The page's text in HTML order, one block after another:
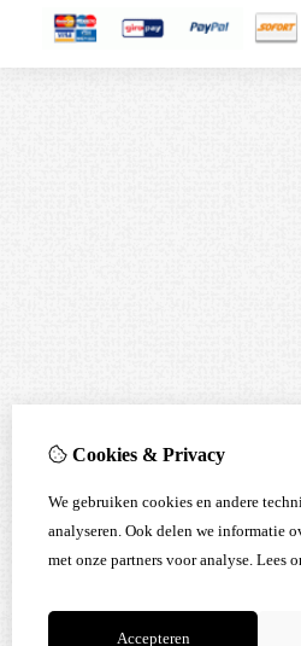
Cookies & Privacy
We gebruiken cookies en andere
analyseren. Ook delen we informatie
met onze partners voor analyse. Lees
Accepteren